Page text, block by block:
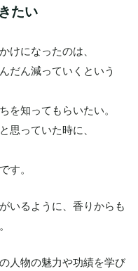
たい
けになったのは、
だん減っていくという
を知ってもらいたい。
思っていた時に、
す。
いるように、香りからも
人物の魅力や功績を学び